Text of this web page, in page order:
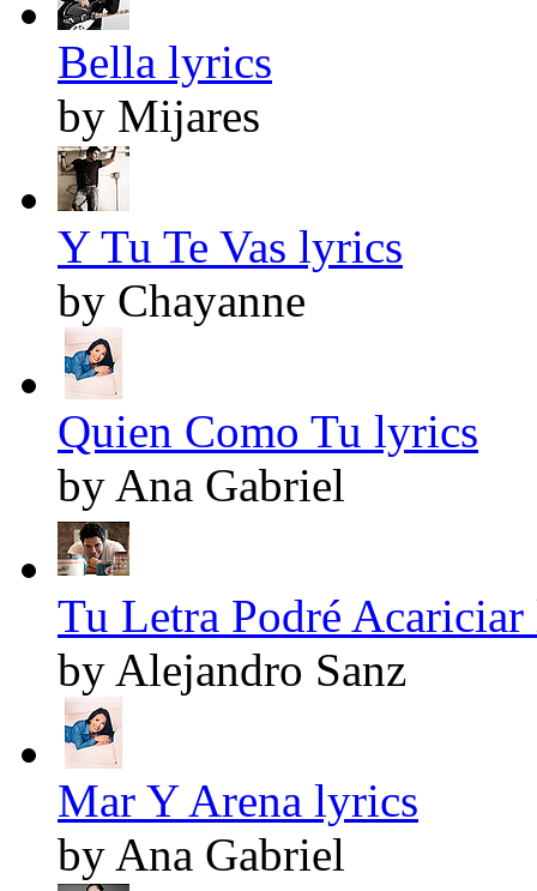
Bella lyrics
by Mijares
Y Tu Te Vas lyrics
by Chayanne
Quien Como Tu lyrics
by Ana Gabriel
Tu Letra Podré
by Alejandro Sanz
Mar Y Arena lyrics
by Ana Gabriel